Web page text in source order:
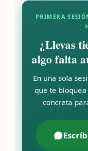
PRIMERA
¿Llevas
algo falta
En una sola
que te
concreta